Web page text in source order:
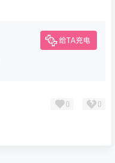
给TA充电
0 0